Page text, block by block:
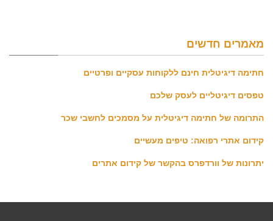
מאמרים חדשים
חתימה דיגיטלית חינם ללקוחות עסקיים ופרטיים
טפסים דיגיטליים לעסק שלכם
התרומה של חתימה דיגיטלית על מסמכים לחשבי שכר
קידום אתרי רפואה: טיפים מעשיים
יתרונות של וורדפרס בהקשר של קידום אתרים